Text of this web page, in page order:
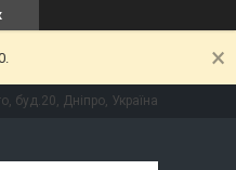
буд.20, Дніпро, Україна